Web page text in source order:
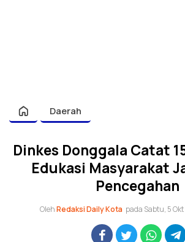
Daerah
Dinkes Donggala Catat
Edukasi Masyarakat
Pencegahan
OlehRedaksi Daily Kota pada Sabtu, 5